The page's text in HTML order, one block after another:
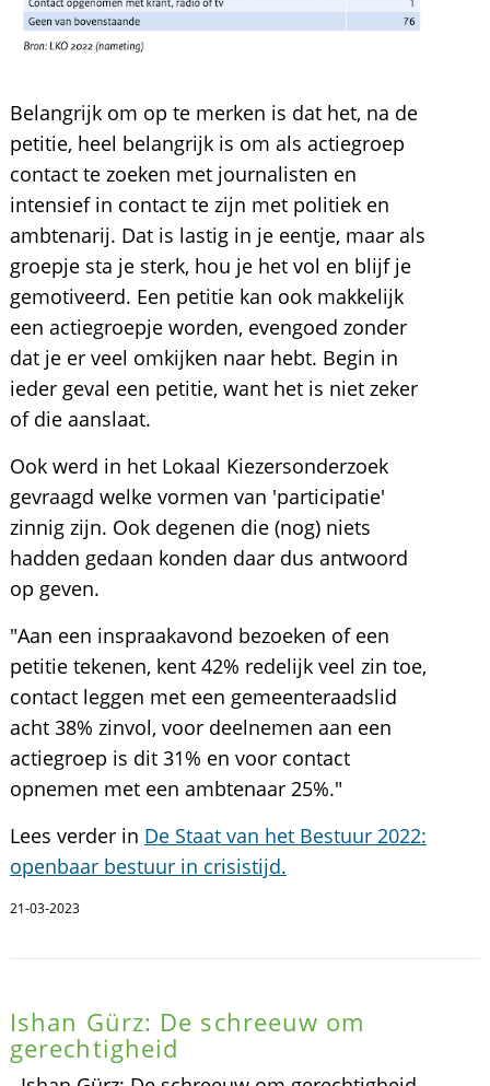
Belangrijk om op te merken is dat het, na de
petitie, heel belangrijk is om als actiegroep
contact te zoeken met journalisten en
intensief in contact te zijn met politiek en
ambtenarij. Dat is lastig in je eentje, maar als
groepje sta je sterk, hou je het vol en blijf je
gemotiveerd. Een petitie kan ook makkelijk
een actiegroepje worden, evengoed zonder
dat je er veel omkijken naar hebt. Begin in
ieder geval een petitie, want het is niet zeker
of die aanslaat.
Ook werd in het Lokaal Kiezersonderzoek
gevraagd welke vormen van 'participatie'
zinnig zijn. Ook degenen die (nog) niets
hadden gedaan konden daar dus antwoord
op geven.
"Aan een inspraakavond bezoeken of een
petitie tekenen, kent 42% redelijk veel zin toe,
contact leggen met een gemeenteraadslid
acht 38% zinvol, voor deelnemen aan een
actiegroep is dit 31% en voor contact
opnemen met een ambtenaar 25%."
Lees verder in De Staat van het Bestuur 2022:
openbaar bestuur in crisistijd.
21-03-2023
Ishan Gürz: De schreeuw om
gerechtigheid